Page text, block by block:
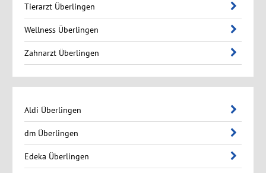
Tierarzt Überlingen
Wellness Überlingen
Zahnarzt Überlingen
Aldi Überlingen
dm Überlingen
Edeka Überlingen